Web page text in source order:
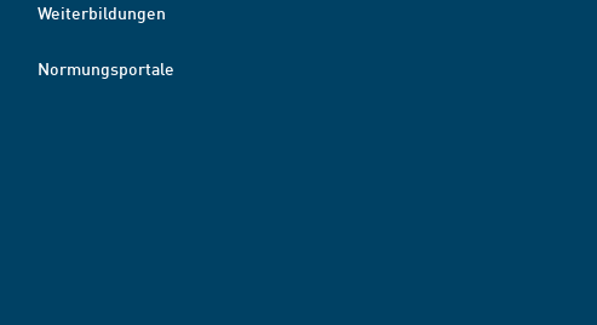
Weiterbildungen
Normungsportale